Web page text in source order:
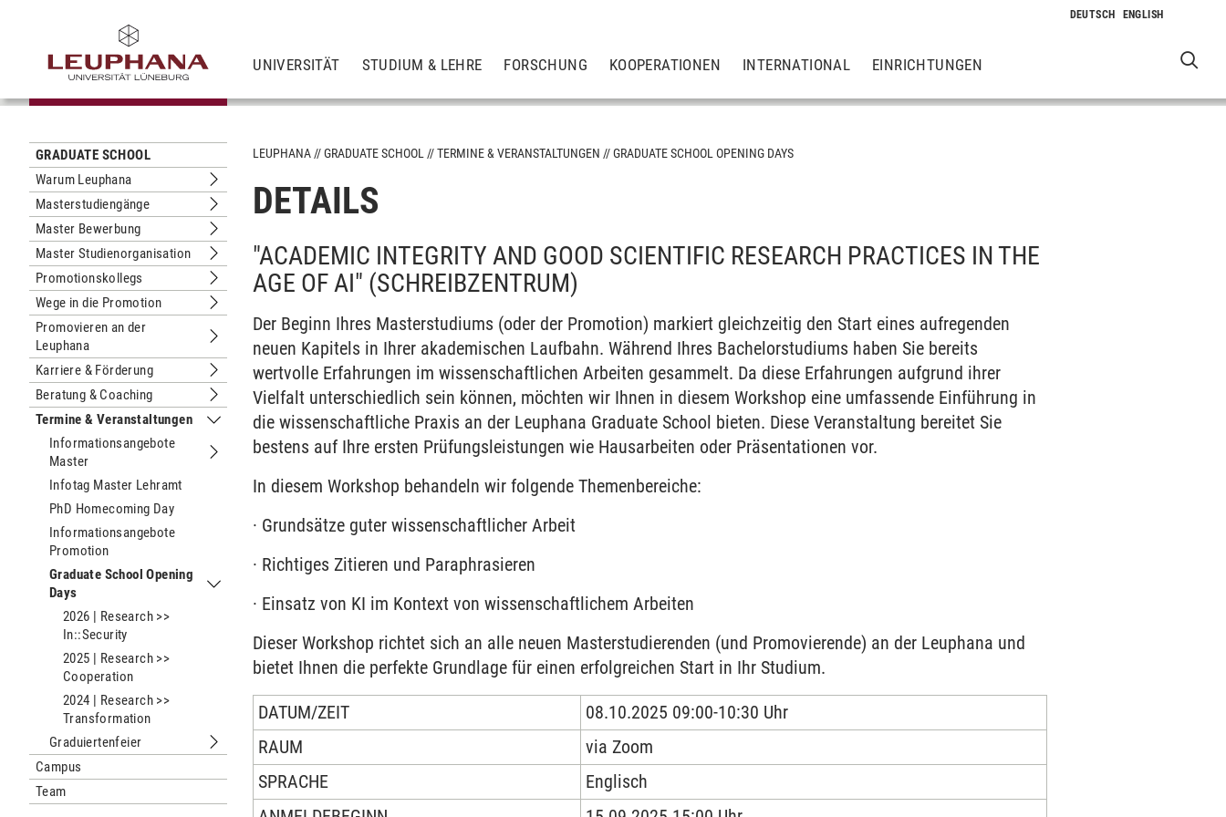
UNIVERSITÄT STUDIUM & LEHRE FORSCHUNG KOOPERATIONEN INTERNATIONAL EINRICHTUNGEN
GRADUATE SCHOOL
Warum Leuphana
Untermenu Warum Leuphana
Masterstudiengänge
Untermenu Masterstudiengänge
Master Bewerbung
Untermenu Master Bewerbung
Master Studienorganisation
Untermenu Master Studienorganisation
Promotionskollegs
Untermenu Promotionskollegs
Wege in die Promotion
Untermenu Wege in die Promotion
Promovieren an der
Leuphana
Untermenu Promovieren an der Leuphana
Karriere & Förderung
Untermenu Karriere & Förderung
Beratung & Coaching
Untermenu Beratung & Coaching
Termine & Veranstaltungen
Untermenu Termine & Veranstaltungen
Informationsangebote
Master
Untermenu Informationsangebote Master
Infotag Master Lehramt
PhD Homecoming Day
Informationsangebote
Promotion
Graduate School Opening
Days
Untermenu Graduate School Opening Days
2026 | Research >>
In::Security
2025 | Research >>
Cooperation
2024 | Research >>
Transformation
Graduiertenfeier
Untermenu Graduiertenfeier
Campus
Team
LEUPHANA GRADUATE SCHOOL TERMINE & VERANSTALTUNGEN GRADUATE SCHOOL OPENING DAYS
DETAILS
"ACADEMIC INTEGRITY AND GOOD SCIENTIFIC RESEARCH PRACTICES IN THE
AGE OF AI" (SCHREIBZENTRUM)
Der Beginn Ihres Masterstudiums (oder der Promotion) markiert gleichzeitig den Start eines aufregenden
neuen Kapitels in Ihrer akademischen Laufbahn. Während Ihres Bachelorstudiums haben Sie bereits
wertvolle Erfahrungen im wissenschaftlichen Arbeiten gesammelt. Da diese Erfahrungen aufgrund ihrer
Vielfalt unterschiedlich sein können, möchten wir Ihnen in diesem Workshop eine umfassende Einführung in
die wissenschaftliche Praxis an der Leuphana Graduate School bieten. Diese Veranstaltung bereitet Sie
bestens auf Ihre ersten Prüfungsleistungen wie Hausarbeiten oder Präsentationen vor.
In diesem Workshop behandeln wir folgende Themenbereiche:
· Grundsätze guter wissenschaftlicher Arbeit
· Richtiges Zitieren und Paraphrasieren
· Einsatz von KI im Kontext von wissenschaftlichem Arbeiten
Dieser Workshop richtet sich an alle neuen Masterstudierenden (und Promovierende) an der Leuphana und
bietet Ihnen die perfekte Grundlage für einen erfolgreichen Start in Ihr Studium.
DATUM/ZEIT
08.10.2025 09:00-10:30 Uhr
RAUM
via Zoom
SPRACHE
Englisch